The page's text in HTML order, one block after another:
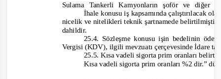
Sulama Tankerli Kamyonların şoför ve
İhale konusu iş kapsamında çalıştırılacak
nicelik ve nitelikleri teknik şartnamede
dahildir.
25.4. Sözleşme konusu işin bedelinin
Vergisi (KDV), ilgili mevzuatı çerçevesinde İdare
25.5. Kısa vadeli sigorta prim oranları
Kısa vadeli sigorta prim oranları %2 dir.”